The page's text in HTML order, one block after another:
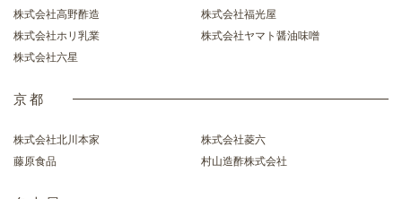
株式会社高野酢造
株式会社福光屋
株式会社ホリ乳業
株式会社ヤマト醤油味噌
株式会社六星
京都
株式会社北川本家
株式会社菱六
藤原食品
村山造酢株式会社